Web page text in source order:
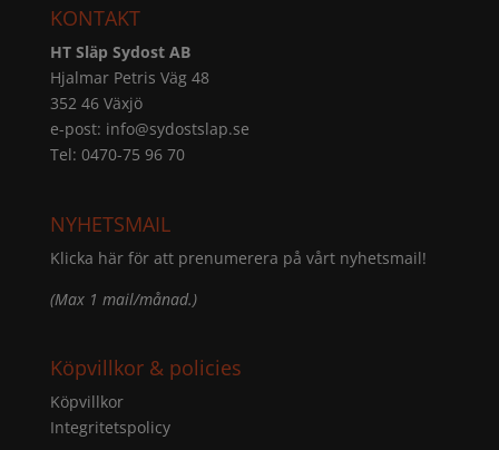
KONTAKT
HT Släp Sydost AB
Hjalmar Petris Väg 48
352 46 Växjö
e-post: info@sydostslap.se
Tel: 0470-75 96 70
NYHETSMAIL
Klicka här för att prenumerera på vårt nyhetsmail!
(Max 1 mail/månad.)
Köpvillkor & policies
Köpvillkor
Integritetspolicy